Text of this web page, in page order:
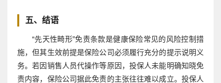
五、结语
“先天性畸形”免责条款是健康保险常见的风险控制措
施，但其生效前提是保险公司必须履行充分的提示说明义
务。若因销售人员代操作等原因，投保人未能明确知晓免
责内容，保险公司据此免责的主张往往难以成立。投保人